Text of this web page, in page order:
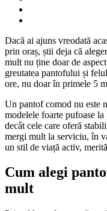
Dacă ai ajuns vreodată
prin oraș, știi deja că
mult nu ține doar de
greutatea pantofului și
ore, nu doar în primele 5
Un pantof comod nu este
modelele foarte pufoase
decât cele care oferă
mergi mult la serviciu, în
un stil de viață activ,
Cum alegi
mult